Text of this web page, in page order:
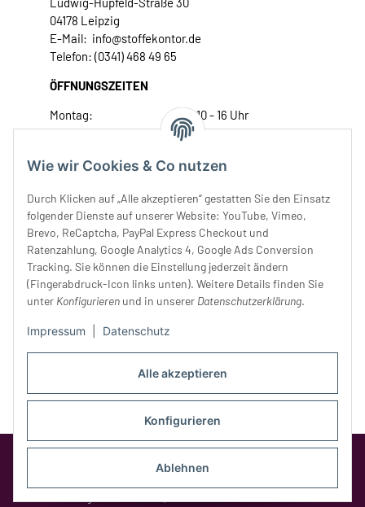
Alle akzeptieren
Konfigurieren
Ablehnen
Wie wir Cookies & Co nutzen
Durch Klicken auf „Alle akzeptieren“ gestatten Sie den Einsatz
folgender Dienste auf unserer Website: YouTube, Vimeo,
Brevo, ReCaptcha, PayPal Express Checkout und
Ratenzahlung, Google Analytics 4, Google Ads Conversion
Tracking. Sie können die Einstellung jederzeit ändern
(Fingerabdruck-Icon links unten). Weitere Details finden Sie
unter Konfigurieren und in unserer Datenschutzerklärung.
Impressum Datenschutz
04178 Leipzig
E-Mail: info@stoffekontor.de
Telefon: (0341) 468 49 65
ÖFFNUNGSZEITEN
Montag:
10 - 16 Uhr
Dienstag:
10 - 16 Uhr
Donnerstag:
10 - 18 Uhr
Samstag:
10 - 14 Uhr
Unser Service
Rechtliches
Opt-Out-Cookie ist nicht gesetzt